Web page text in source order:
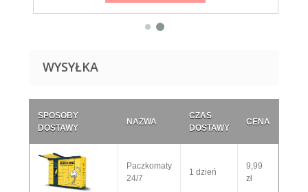
WYSYŁKA
SPOSOBY
DOSTAWY
NAZWA
CZAS
DOSTAWY
CENA
Paczkomaty
24/7
1 dzień
9,99
zł